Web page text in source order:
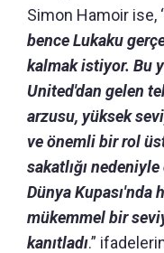
Simon Hamoir ise,
bence Lukaku
kalmak istiyor. Bu
United'dan gelen
arzusu, yüksek
ve önemli bir rol
sakatlığı
Dünya
mükemmel bir
kanıtladı.”